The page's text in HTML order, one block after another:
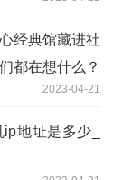
经典馆藏进社
都在想什么？
2023-04-21
地址是多少_